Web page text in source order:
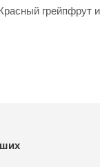
грейпфрут